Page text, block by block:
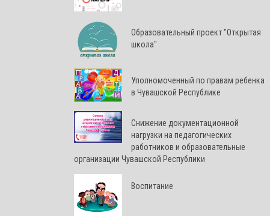
Образовательный проект "Открытая
школа"
Уполномоченный по правам ребенка
в Чувашской Республике
Снижение документационной
нагрузки на педагогических
работников и образовательные
организации Чувашской Республики
Воспитание